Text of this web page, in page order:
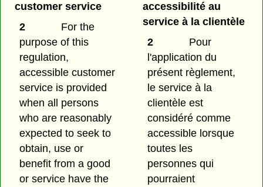
customer service
2
For the
purpose of this
regulation,
accessible customer
service is provided
when all persons
who are reasonably
expected to seek to
obtain, use or
benefit from a good
or service have the
accessibilité au
service à la clientèle
2
Pour
l'application du
présent règlement,
le service à la
clientèle est
considéré comme
accessible lorsque
toutes les
personnes qui
pourraient